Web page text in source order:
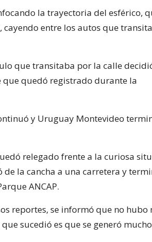
la trayectoria del esférico,
entre los autos que
que transitaba por la calle
quedó registrado durante la
y Uruguay Montevideo
relegado frente a la curiosa
la cancha a una carretera y
ANCAP.
reportes, se informó que no hubo
sucedió es que se generó mucho